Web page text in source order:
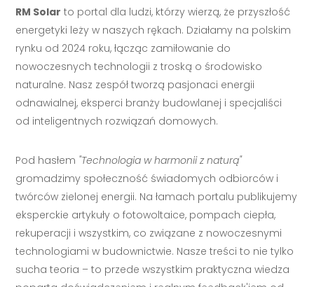
RM Solar to portal dla ludzi, którzy wierzą, że przyszłość
energetyki leży w naszych rękach. Działamy na polskim
rynku od 2024 roku, łącząc zamiłowanie do
nowoczesnych technologii z troską o środowisko
naturalne. Nasz zespół tworzą pasjonaci energii
odnawialnej, eksperci branży budowlanej i specjaliści
od inteligentnych rozwiązań domowych.
Pod hasłem "Technologia w harmonii z naturą"
gromadzimy społeczność świadomych odbiorców i
twórców zielonej energii. Na łamach portalu publikujemy
eksperckie artykuły o fotowoltaice, pompach ciepła,
rekuperacji i wszystkim, co związane z nowoczesnymi
technologiami w budownictwie. Nasze treści to nie tylko
sucha teoria – to przede wszystkim praktyczna wiedza